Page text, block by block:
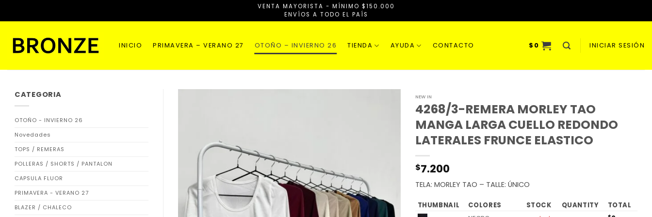
VENTA MAYORISTA - MÍNIMO $150.000
ENVÍOS A TODO EL PAÍS
INICIO PRIMAVERA – VERANO 27 OTOÑO – INVIERNO 26 TIENDA AYUDA CONTACTO $ 0 INICIAR SESIÓN
CATEGORIA
OTOÑO - INVIERNO 26
Novedades
TOPS / REMERAS
POLLERAS / SHORTS / PANTALON
CAPSULA FLUOR
PRIMAVERA - VERANO 27
BLAZER / CHALECO
NEW IN
4268/3-REMERA MORLEY TAO
MANGA LARGA CUELLO REDONDO
LATERALES FRUNCE ELASTICO
$7.200
TELA: MORLEY TAO – TALLE: ÚNICO
THUMBNAIL COLORES STOCK QUANTITY
TOTAL